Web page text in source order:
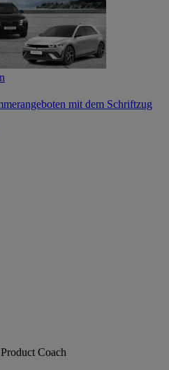
Coach